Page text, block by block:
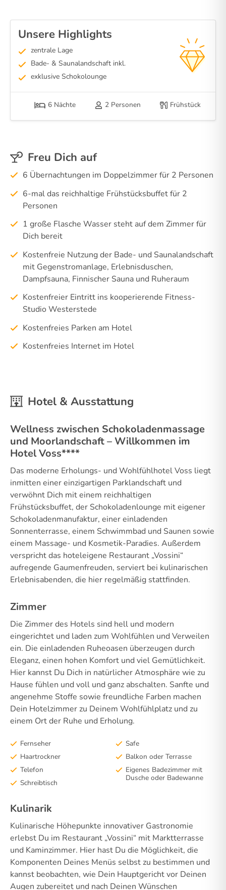
Unsere Highlights
zentrale Lage
Bade- & Saunalandschaft inkl.
exklusive Schokolounge
6 Nächte 2 Personen Frühstück
Freu Dich auf
6 Übernachtungen im Doppelzimmer für 2 Personen
6-mal das reichhaltige Frühstücksbuffet für 2
Personen
1 große Flasche Wasser steht auf dem Zimmer für
Dich bereit
Kostenfreie Nutzung der Bade- und Saunalandschaft
mit Gegenstromanlage, Erlebnisduschen,
Dampfsauna, Finnischer Sauna und Ruheraum
Kostenfreier Eintritt ins kooperierende Fitness-
Studio Westerstede
Kostenfreies Parken am Hotel
Kostenfreies Internet im Hotel
Hotel & Ausstattung
Wellness zwischen Schokoladenmassage
und Moorlandschaft – Willkommen im
Hotel Voss****
Das moderne Erholungs- und Wohlfühlhotel Voss liegt
inmitten einer einzigartigen Parklandschaft und
verwöhnt Dich mit einem reichhaltigen
Frühstücksbuffet, der Schokoladenlounge mit eigener
Schokoladenmanufaktur, einer einladenden
Sonnenterrasse, einem Schwimmbad und Saunen sowie
einem Massage- und Kosmetik-Paradies. Außerdem
verspricht das hoteleigene Restaurant „Vossini“
aufregende Gaumenfreuden, serviert bei kulinarischen
Erlebnisabenden, die hier regelmäßig stattfinden.
Zimmer
Die Zimmer des Hotels sind hell und modern
eingerichtet und laden zum Wohlfühlen und Verweilen
ein. Die einladenden Ruheoasen überzeugen durch
Eleganz, einen hohen Komfort und viel Gemütlichkeit.
Hier kannst Du Dich in natürlicher Atmosphäre wie zu
Hause fühlen und voll und ganz abschalten. Sanfte und
angenehme Stoffe sowie freundliche Farben machen
Dein Hotelzimmer zu Deinem Wohlfühlplatz und zu
einem Ort der Ruhe und Erholung.
Fernseher
Haartrockner
Telefon
Schreibtisch
Safe
Balkon oder Terrasse
Eigenes Badezimmer mit
Dusche oder Badewanne
Kulinarik
Kulinarische Höhepunkte innovativer Gastronomie
erlebst Du im Restaurant „Vossini“ mit Marktterrasse
und Kaminzimmer. Hier hast Du die Möglichkeit, die
Komponenten Deines Menüs selbst zu bestimmen und
kannst beobachten, wie Dein Hauptgericht vor Deinen
Augen zubereitet und nach Deinen Wünschen